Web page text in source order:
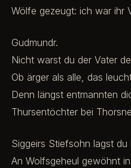
Wölfe gezeugt: ich war ihr
Gudmundr.
Nicht warst du der Vater
Ob ärger als alle, das
Denn längst entmannten
Thursentöchter bei
Siggeirs Stiefsohn lagst
An Wolfsgeheul gewöhnt